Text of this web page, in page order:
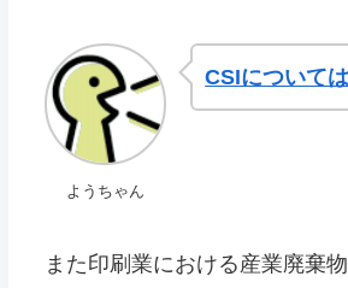
ようちゃん
CSIについて
また印刷業における産業廃棄